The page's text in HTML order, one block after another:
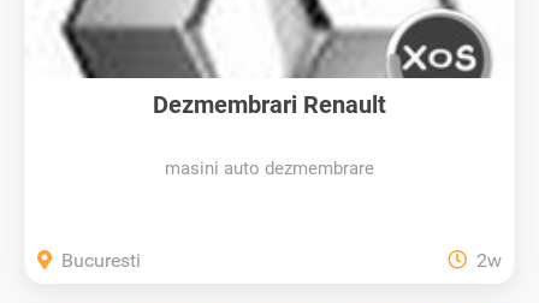
Dezmembrari Renault
masini auto dezmembrare
Bucuresti 2w